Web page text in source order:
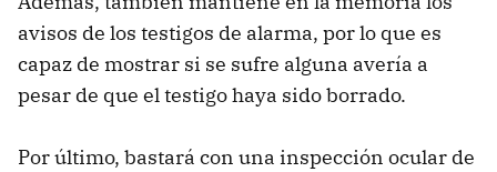
avisos de los testigos de alarma, por lo que es
capaz de mostrar si se sufre alguna avería a
pesar de que el testigo haya sido borrado.
Por último, bastará con una inspección ocular de